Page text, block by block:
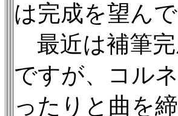
は完成を望ん
最近は補筆完
ですが、コル
ったりと曲を